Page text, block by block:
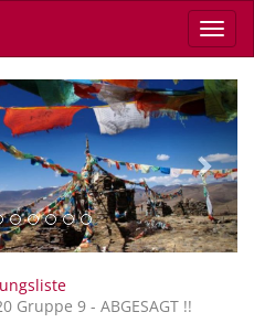
Next
Gruppe 9 - ABGESAGT !!